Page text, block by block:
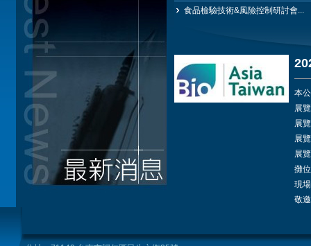
食品檢驗技術&風險控制研討會...
本
展
展
展
展
攤
現
敬